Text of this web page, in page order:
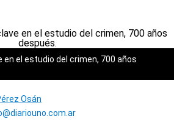
el estudio del crimen, 700 años
Osán